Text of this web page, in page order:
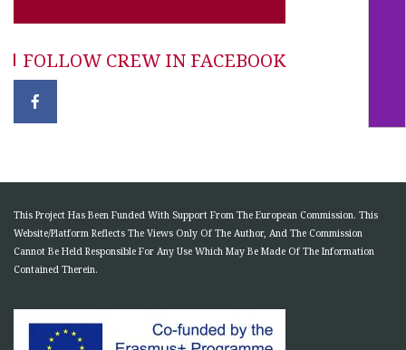
FOLLOW CREW IN FACEBOOK
This Project Has Been Funded With Support From The European Commission. This
Website/Platform Reflects The Views Only Of The Author, And The Commission
Cannot Be Held Responsible For Any Use Which May Be Made Of The Information
Contained Therein.